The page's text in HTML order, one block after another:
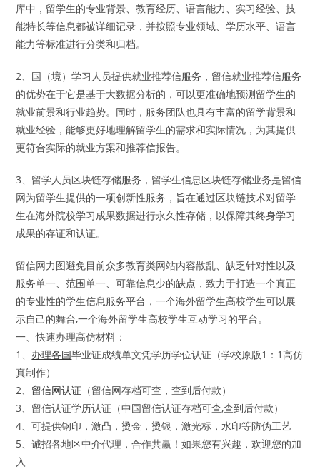
库中，留学生的专业背景、教育经历、语言能力、实习经验、技
能特长等信息都被详细记录，并按照专业领域、学历水平、语言
能力等标准进行分类和归档。
2、国（境）学习人员提供就业推荐信服务，留信就业推荐信服务
的优势在于它是基于大数据分析的，可以更准确地预测留学生的
就业前景和行业趋势。同时，服务团队也具有丰富的留学背景和
就业经验，能够更好地理解留学生的需求和实际情况，为其提供
更符合实际的就业方案和推荐信报告。
3、留学人员区块链存储服务，留学生信息区块链存储业务是留信
网为留学生提供的一项创新性服务，旨在通过区块链技术对留学
生在海外院校学习成果数据进行永久性存储，以保障其终身学习
成果的存证和认证。
留信网力图避免目前众多教育类网站内容散乱、缺乏针对性以及
服务单一、范围单一、可靠信息少的缺点，致力于打造一个真正
的专业性的学生信息服务平台，一个海外留学生高校学生可以展
示自己的舞台,一个海外留学生高校学生互动学习的平台。
一、快速办理高仿材料：
1、 办理各国毕业证成绩单文凭学历学位认证（学校原版1：1高仿
真制作）
2、 留信网认证 （留信网存档可查，查到后付款）
3、留信认证学历认证（中国留信认证存档可查,查到后付款）
4、可提供钢印，激凸，烫金，烫银，激光标，水印等防伪工艺
5、诚招各地区中介代理，合作共赢！如果您有兴趣，欢迎您的加
入